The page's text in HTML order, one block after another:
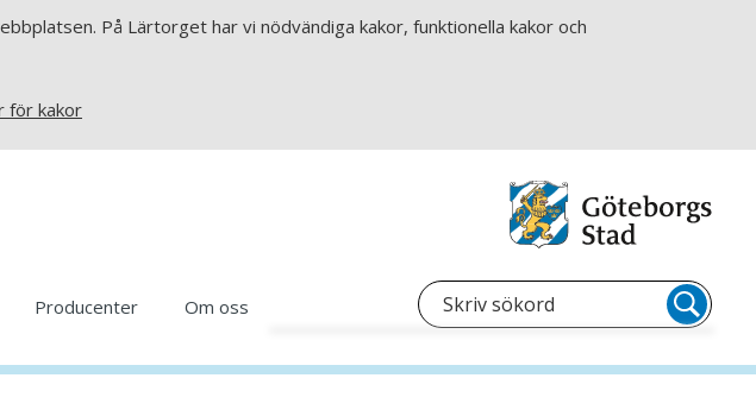
På Lärtorget har vi nödvändiga kakor, funktionella kakor och
för kakor
Producenter Om oss